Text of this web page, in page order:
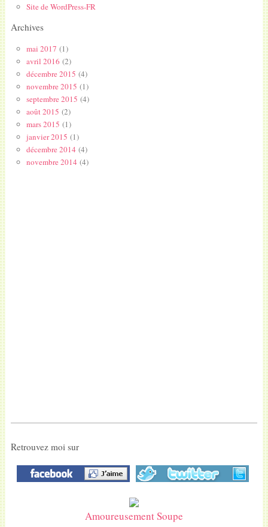
Site de WordPress-FR
Archives
mai 2017 (1)
avril 2016 (2)
décembre 2015 (4)
novembre 2015 (1)
septembre 2015 (4)
août 2015 (2)
mars 2015 (1)
janvier 2015 (1)
décembre 2014(4)
novembre 2014(4)
Retrouvez moi sur
Amoureusement Soupe